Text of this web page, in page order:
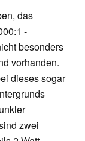
das
-
besonders
vorhanden.
dieses sogar
zwei